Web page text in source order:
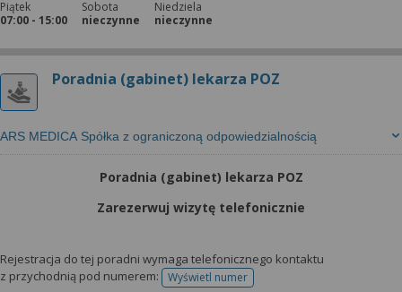
Piątek
07:00 - 15:00
Sobota
nieczynne
Niedziela
nieczynne
Poradnia (gabinet) lekarza POZ
ARS MEDICA Spółka z ograniczoną odpowiedzialnością
Poradnia (gabinet) lekarza POZ
Zarezerwuj wizytę telefonicznie
Rejestracja do tej poradni wymaga telefonicznego kontaktu
z przychodnią pod numerem:
Wyświetl numertelefonu do rejestracji